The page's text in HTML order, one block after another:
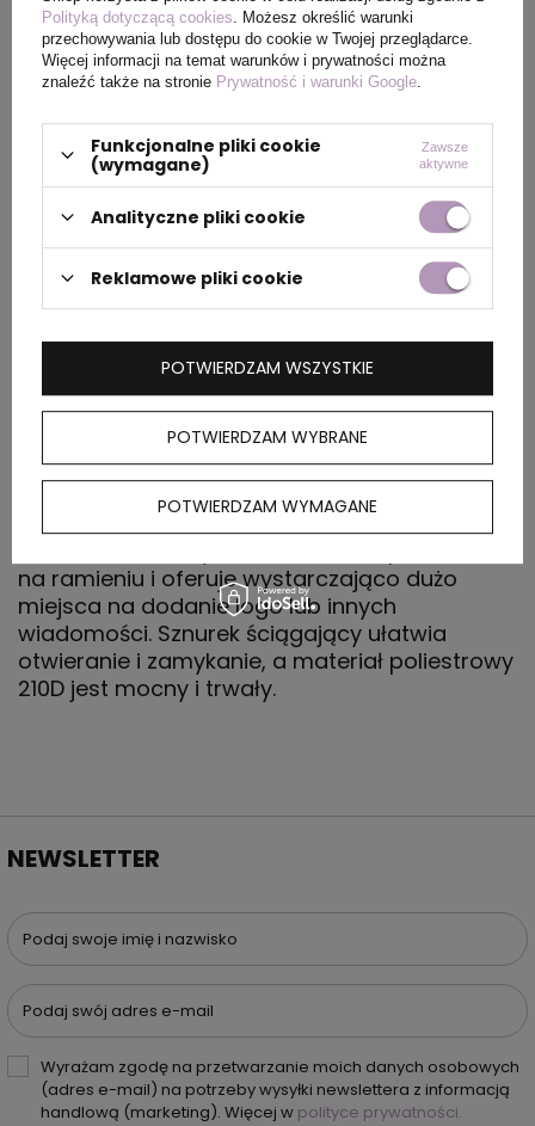
PAKOWANIE
Wymiary
kartonu
zewnętrznego
38 x 50 x 32 cm
kartonu
zewnętrznego
OPIS
Plecak Oriole jest łatwy do wręczenia jako
prezent promujący markę lub kampanię
na ramieniu i oferuje wystarczająco dużo
miejsca na dodanie logo lub innych
wiadomości. Sznurek ściągający ułatwia
otwieranie i zamykanie, a materiał poliestrowy
210D jest mocny i trwały.
NEWSLETTER
Podaj swoje imię i nazwisko
Podaj swój adres e-mail
Wyrażam zgodę na przetwarzanie moich danych osobowych
(adres e-mail) na potrzeby wysyłki newslettera z informacją
handlową (marketing). Więcej w polityce prywatności.
Polityką dotyczącą cookies . Możesz określić warunki
przechowywania lub dostępu do cookie w Twojej przeglądarce.
Więcej informacji na temat warunków i prywatności można
znaleźć także na stronie Prywatność i warunki Google
Funkcjonalne pliki cookie
(wymagane)
Zawsze
aktywne
Analityczne pliki cookie
Reklamowe pliki cookie
POTWIERDZAM WYBRANE
POTWIERDZAM WYMAGANE
POTWIERDZAM WSZYSTKIE